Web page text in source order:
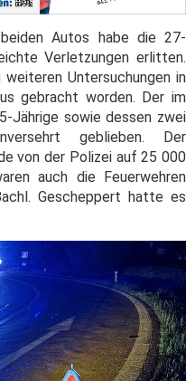
Autos habe die 27-
Verletzungen erlitten.
Untersuchungen in
gebracht worden. Der im
Jährige sowie dessen zwei
geblieben. Der
von der Polizei auf 25 000
auch die Feuerwehren
Gescheppert hatte es